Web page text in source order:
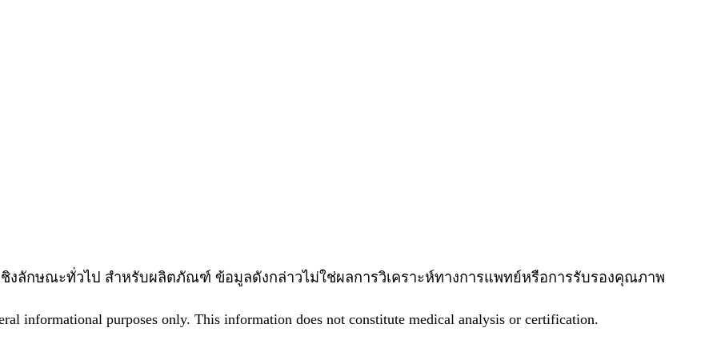
เชิงลักษณะทั่วไป สำหรับผลิตภัณฑ์ ข้อมูลดังกล่าวไม่ใช่ผลการวิเคราะห์ทางการแพทย์หรือการรับรองคุณภาพ
informational purposes only. This information does not constitute medical analysis or certification.